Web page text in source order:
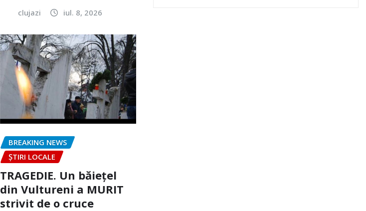
clujazi iul. 8, 2026
BREAKING NEWS
ȘTIRI LOCALE
TRAGEDIE. Un băiețel
din Vultureni a MURIT
strivit de o cruce